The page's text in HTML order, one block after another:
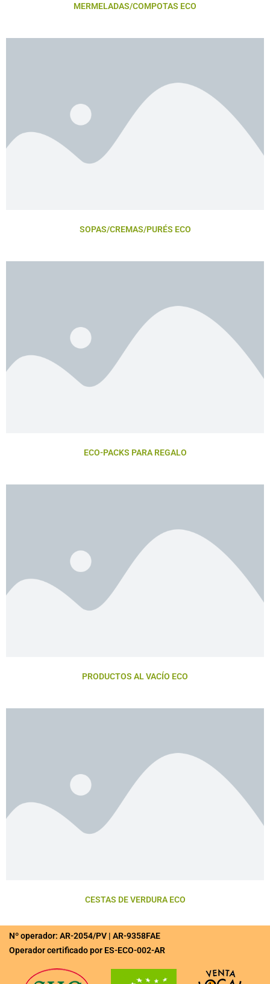
MERMELADAS/COMPOTAS ECO
SOPAS/CREMAS/PURÉS ECO
ECO-PACKS PARA REGALO
PRODUCTOS AL VACÍO ECO
CESTAS DE VERDURA ECO
Nº operador: AR-2054/PV | AR-9358FAE
Operador certificado por ES-ECO-002-AR